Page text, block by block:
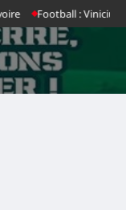
Football : Vinicius Jr